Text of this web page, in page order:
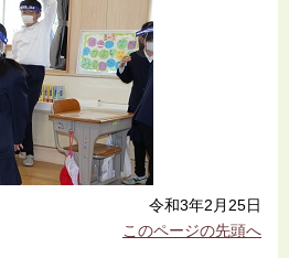
令和3年2月25日
このページの先頭へ